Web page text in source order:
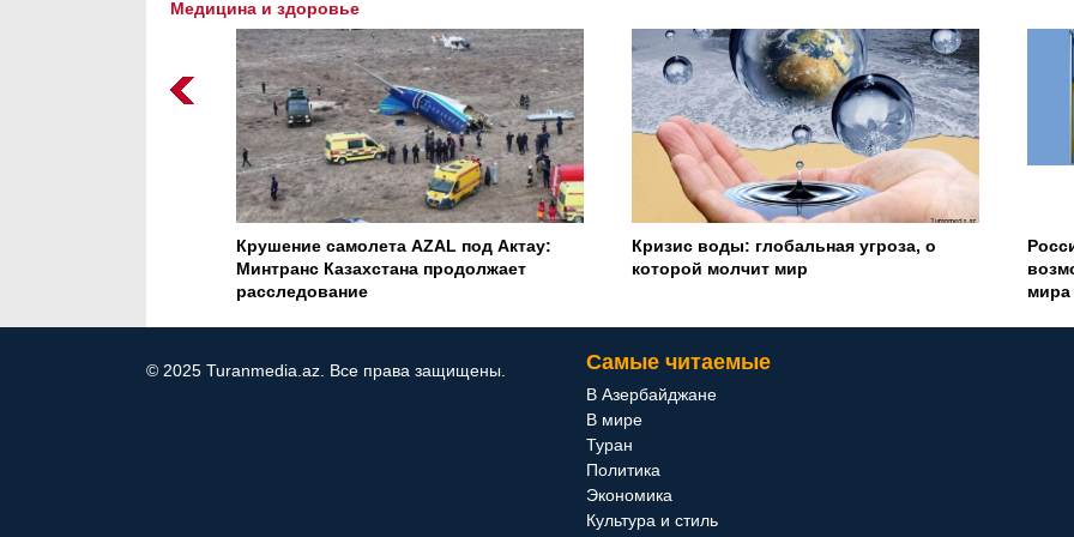
Медицина и здоровье
Кризис воды: глобальная угроза, о
которой молчит мир
Российско-украинская война:
возможные итоги и последствия для
в
© 2025 Turanmedia.az. Все права защищены. Самые читаемые
В Азербайджане
В мире
Туран
Политика
Экономика
Культура и стиль